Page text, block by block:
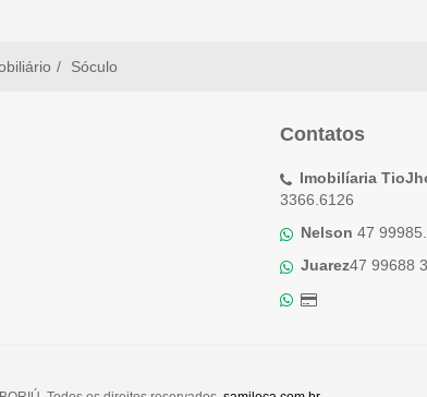
Sóculo
Contatos
Imobilíaria
3366.6126
Nelson 47
Juarez47 99688